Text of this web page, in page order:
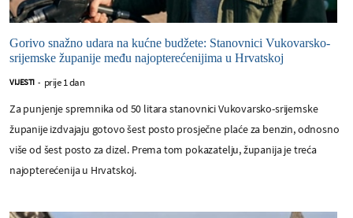
Gorivo snažno udara na kućne budžete: Stanovnici Vukovarsko-
srijemske županije među najopterećenijima u Hrvatskoj
VIJESTI - prije 1 dan
Za punjenje spremnika od 50 litara stanovnici Vukovarsko-srijemske
županije izdvajaju gotovo šest posto prosječne plaće za benzin, odnosno
više od šest posto za dizel. Prema tom pokazatelju, županija je treća
najopterećenija u Hrvatskoj.